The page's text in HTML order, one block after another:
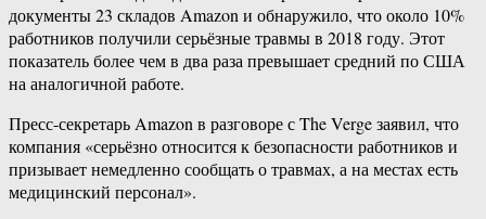
документы 23 складов Amazon и обнаружило, что около 10%
работников получили серьёзные травмы в 2018 году. Этот
показатель более чем в два раза превышает средний по США
на аналогичной работе.
Пресс-секретарь Amazon в разговоре с The Verge заявил, что
компания «серьёзно относится к безопасности работников и
призывает немедленно сообщать о травмах, а на местах есть
медицинский персонал».